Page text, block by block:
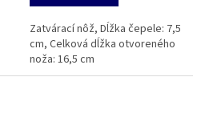
Zatvárací nôž, Dĺžka čepele: 7,5
cm, Celková dĺžka otvoreného
noža: 16,5 cm